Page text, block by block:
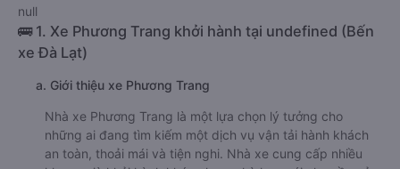
null
🚌 1. Xe Phương Trang khởi hành tại undefined (Bến
xe Đà Lạt)
a. Giới thiệu xe Phương Trang
Nhà xe Phương Trang là một lựa chọn lý tưởng cho
những ai đang tìm kiếm một dịch vụ vận tải hành khách
an toàn, thoải mái và tiện nghi. Nhà xe cung cấp nhiều